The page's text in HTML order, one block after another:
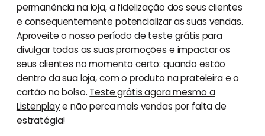
permanência na loja, a fidelização dos seus clientes
e consequentemente potencializar as suas vendas.
Aproveite o nosso período de teste grátis para
divulgar todas as suas promoções e impactar os
seus clientes no momento certo: quando estão
dentro da sua loja, com o produto na prateleira e o
cartão no bolso. Teste grátis agora mesmo a
Listenplaye não perca mais vendas por falta de
estratégia!